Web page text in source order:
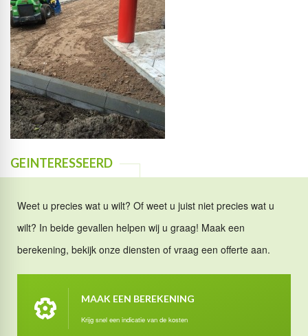
GEINTERESSEERD
Weet u precies wat u wilt? Of weet u juist niet precies wat u
wilt? In beide gevallen helpen wij u graag! Maak een
berekening, bekijk onze diensten of vraag een offerte aan.
MAAK EEN BEREKENING
Krijg snel een indicatie van de kosten